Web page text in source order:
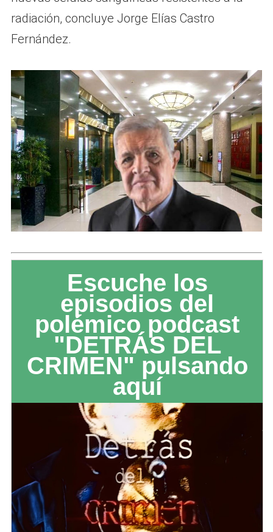
radiación, concluye Jorge Elías Castro
Fernández.
Escuche los
episodios del
polémico podcast
"DETRÁS DEL
CRIMEN" pulsando
aquí